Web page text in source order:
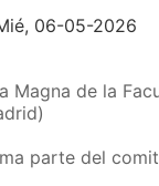
06-05-2026
Magna de la
parte del